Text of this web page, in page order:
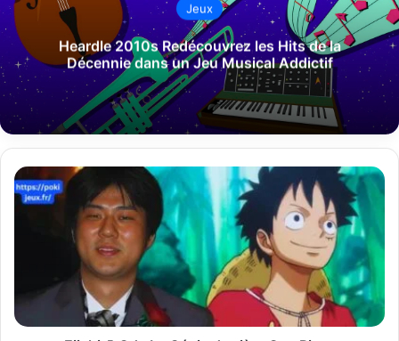
Jeux
Heardle 2010s Redécouvrez les Hits de la
Décennie dans un Jeu Musical Addictif
Eiichirō
Oda